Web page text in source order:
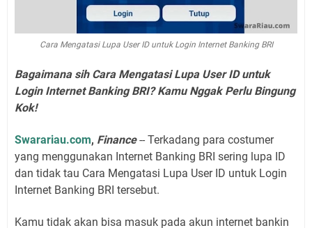
Cara Mengatasi Lupa User ID untuk Login Internet Banking BRI
Bagaimana sih Cara Mengatasi Lupa User ID untuk
Login Internet Banking BRI? Kamu Nggak Perlu Bingung
Kok!
Swarariau.com, Finance-- Terkadang para costumer
yang menggunakan Internet Banking BRI sering lupa ID
dan tidak tau Cara Mengatasi Lupa User ID untuk Login
Internet Banking BRI tersebut.
Kamu tidak akan bisa masuk pada akun internet bankin